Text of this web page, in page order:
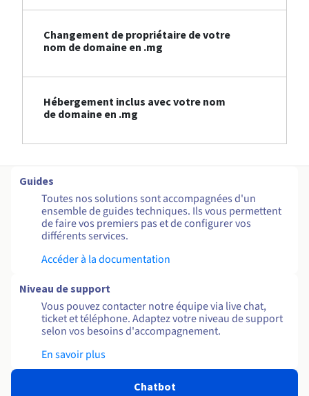
Changement de propriétaire de votre
nom de domaine en .mg
Hébergement inclus avec votre nom
de domaine en .mg
Guides
Toutes nos solutions sont accompagnées d'un
ensemble de guides techniques. Ils vous permettent
de faire vos premiers pas et de configurer vos
différents services.
Accéder à la documentation
Niveau de support
Vous pouvez contacter notre équipe via live chat,
ticket et téléphone. Adaptez votre niveau de support
selon vos besoins d'accompagnement.
En savoir plus
Chatbot